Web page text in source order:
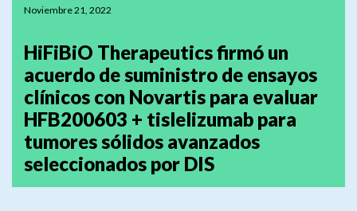
Noviembre 21, 2022
HiFiBiO Therapeutics firmó un
acuerdo de suministro de ensayos
clínicos con Novartis para evaluar
HFB200603 + tislelizumab para
tumores sólidos avanzados
seleccionados por DIS